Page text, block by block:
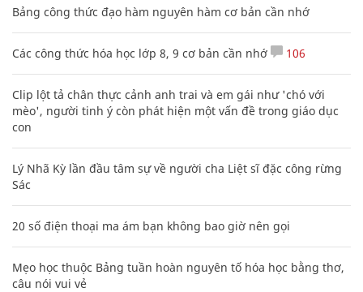
Bảng công thức đạo hàm nguyên hàm cơ bản cần nhớ
Các công thức hóa học lớp 8, 9 cơ bản cần nhớ 106
Clip lột tả chân thực cảnh anh trai và em gái như 'chó với
mèo', người tinh ý còn phát hiện một vấn đề trong giáo dục
con
Lý Nhã Kỳ lần đầu tâm sự về người cha Liệt sĩ đặc công rừng
Sác
20 số điện thoại ma ám bạn không bao giờ nên gọi
Mẹo học thuộc Bảng tuần hoàn nguyên tố hóa học bằng thơ,
câu nói vui vẻ